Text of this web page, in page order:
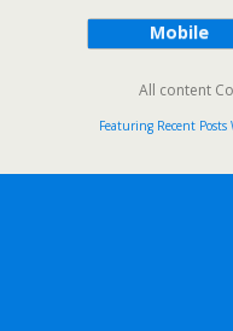
Mobile
All content
Featuring Recent Posts